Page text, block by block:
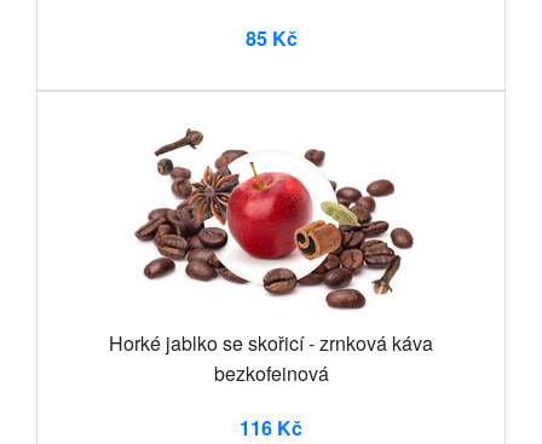
85 Kč
Horké jablko se skořicí - zrnková káva
bezkofeinová
116 Kč